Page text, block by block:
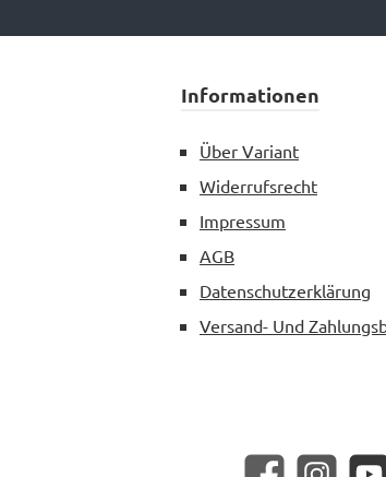
Informationen
Über Variant
Widerrufsrecht
Impressum
AGB
Datenschutzerklärung
Versand- Und